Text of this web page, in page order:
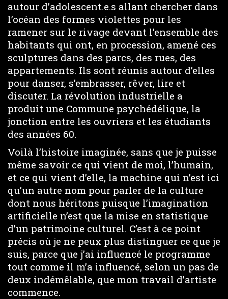
autour d’adolescent.e.s allant chercher dans
l’océan des formes violettes pour les
ramener sur le rivage devant l’ensemble des
habitants qui ont, en procession, amené ces
sculptures dans des parcs, des rues, des
appartements. Ils sont réunis autour d’elles
pour danser, s’embrasser, rêver, lire et
discuter. La révolution industrielle a
produit une Commune psychédélique, la
jonction entre les ouvriers et les étudiants
des années 60.
Voilà l’histoire imaginée, sans que je puisse
même savoir ce qui vient de moi, l’humain,
et ce qui vient d’elle, la machine qui n’est ici
qu’un autre nom pour parler de la culture
dont nous héritons puisque l’imagination
artificielle n’est que la mise en statistique
d’un patrimoine culturel. C’est à ce point
précis où je ne peux plus distinguer ce que je
suis, parce que j’ai influencé le programme
tout comme il m’a influencé, selon un pas de
deux indémêlable, que mon travail d’artiste
commence.